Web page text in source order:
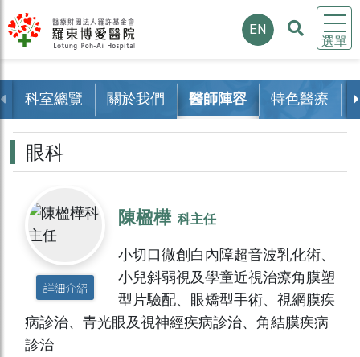
選單
EN
科室總覽 關於我們 醫師陣容 特色醫療
眼科
詳細介紹
陳楹樺 科主任
小切口微創白內障超音波乳化術、
小兒斜弱視及學童近視治療角膜塑
型片驗配、眼矯型手術、視網膜疾
病診治、青光眼及視神經疾病診治、角結膜疾病
診治